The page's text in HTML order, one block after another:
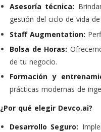
Asesoría técnica:
gestión del ciclo de vida
Staff Augmentation:
Bolsa de Horas:
de tu negocio.
Formación y
prácticas modernas de
¿Por qué elegir Devco.ai?
Desarrollo Seguro: